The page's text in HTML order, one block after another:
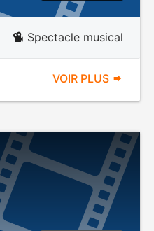
Spectacle musical
VOIR PLUS